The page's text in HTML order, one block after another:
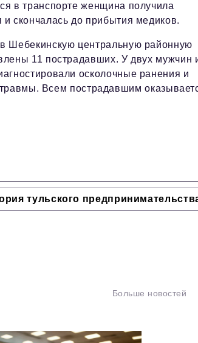
в транспорте женщина получила
скончалась до прибытия медиков.
Шебекинскую центральную районную
11 пострадавших. У двух мужчин
осколочные ранения и
Всем пострадавшим
тульского
Больше новостей